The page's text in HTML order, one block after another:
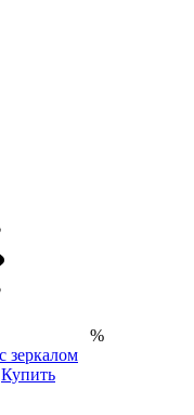
%
зеркалом
Купить